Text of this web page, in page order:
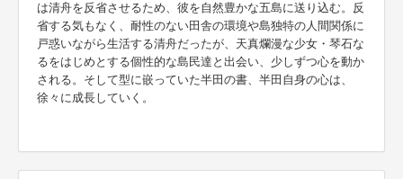
は清舟を反省させるため、彼を自然豊かな五島に送り込む。反
省する気もなく、耐性のない田舎の環境や島独特の人間関係に
戸惑いながら生活する清舟だったが、天真爛漫な少女・琴石な
るをはじめとする個性的な島民達と出会い、少しずつ心を動か
される。そして型に嵌っていた半田の書、半田自身の心は、
徐々に成長していく。